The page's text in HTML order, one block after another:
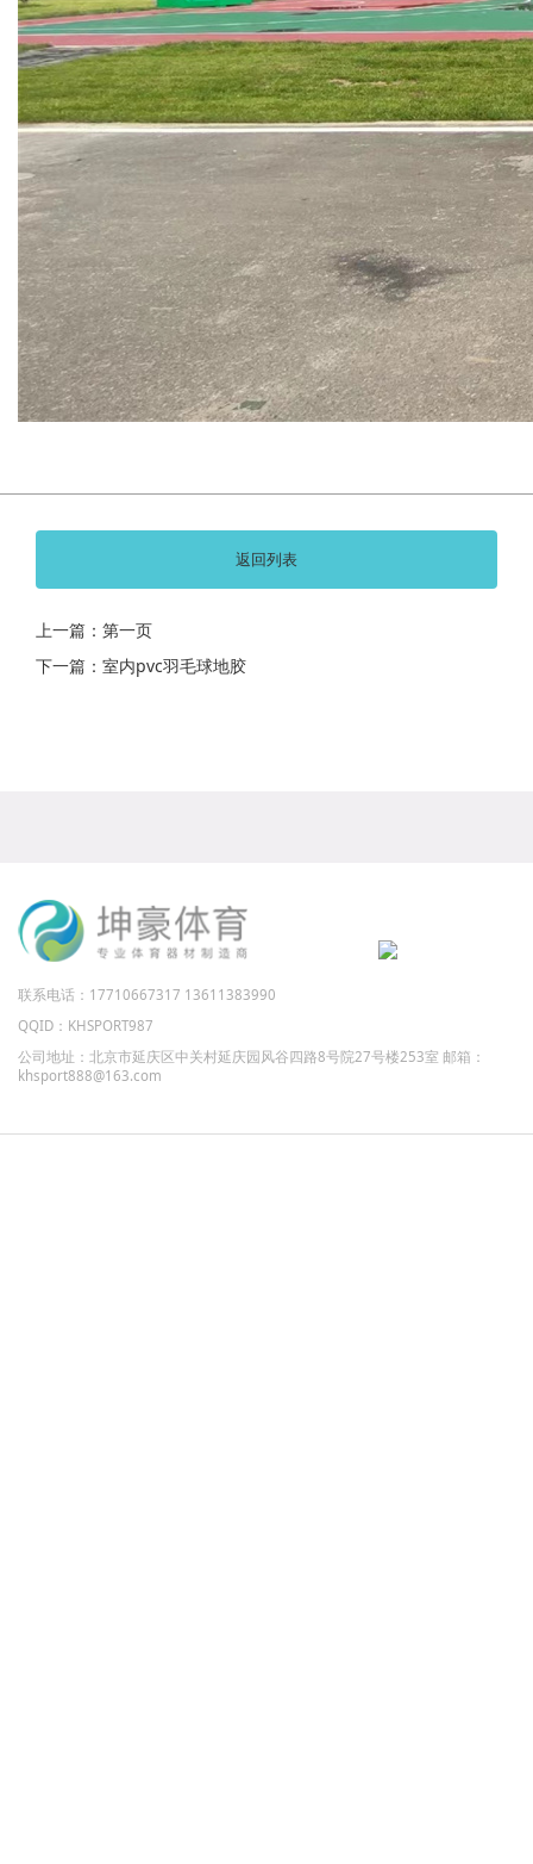
返回列表
上一篇：第一页
下一篇：室内pvc羽毛球地胶
联系电话：17710667317 13611383990
QQID：KHSPORT987
公司地址：北京市延庆区中关村延庆园风谷四路8号院27号楼253室 邮箱：
khsport888@163.com